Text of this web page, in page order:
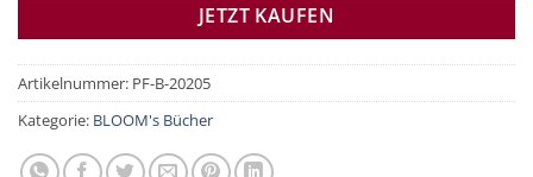
JETZT KAUFEN
Artikelnummer: PF-B-20205
Kategorie: BLOOM's Bücher